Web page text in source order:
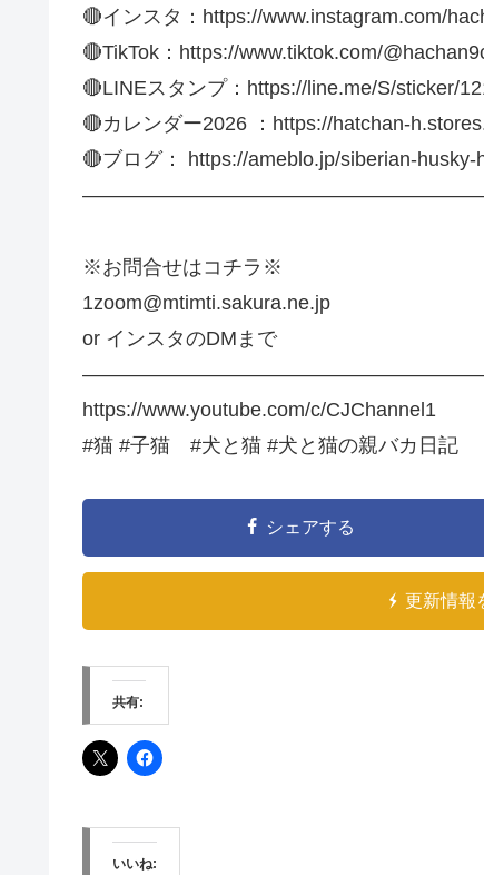
🔴インスタ：https://www.instagram.com/
🔴TikTok：https://www.tiktok.com/
🔴LINEスタンプ：https://line.me/S/sticker/
🔴カレンダー2026 ：https://hatchan-
🔴ブログ： https://ameblo.jp/siberian-husky-
※お問合せはコチラ※
1zoom@mtimti.sakura.ne.jp
or インスタのDMまで
https://www.youtube.com/c/CJChannel1
#猫 #子猫 #犬と猫 #犬と猫の親バカ日記
シェアする
更新情報
共有:
いいね: